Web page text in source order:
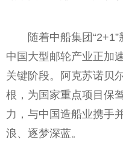
随着中船集团
中国大型邮轮产业正加
关键阶段。阿克苏诺贝
根，为国家重点项目保
力，与中国造船业携手
浪、逐梦深蓝。